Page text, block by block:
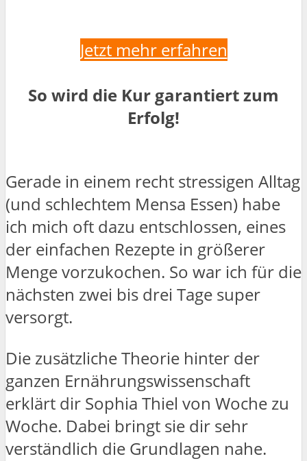
Jetzt mehr erfahren
So wird die Kur garantiert zum
Erfolg!
Gerade in einem recht stressigen Alltag
(und schlechtem Mensa Essen) habe
ich mich oft dazu entschlossen, eines
der einfachen Rezepte in größerer
Menge vorzukochen. So war ich für die
nächsten zwei bis drei Tage super
versorgt.
Die zusätzliche Theorie hinter der
ganzen Ernährungswissenschaft
erklärt dir Sophia Thiel von Woche zu
Woche. Dabei bringt sie dir sehr
verständlich die Grundlagen nahe.